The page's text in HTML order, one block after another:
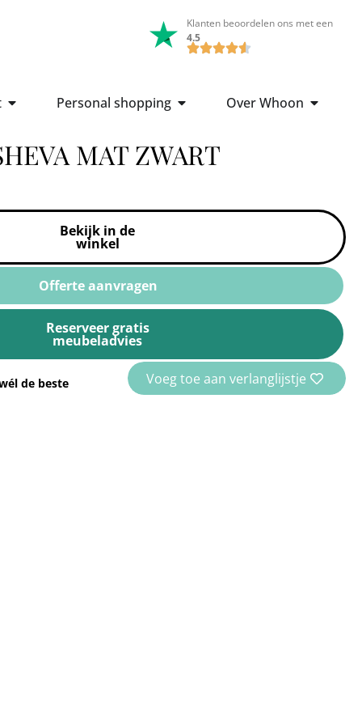
Klanten beoordelen ons met een
4.5
Personal shopping Over Whoon
MAT ZWART
Bekijk in de
winkel
Offerte aanvragen
Reserveer gratis
meubeladvies
de beste Voeg toe aan verlanglijstje